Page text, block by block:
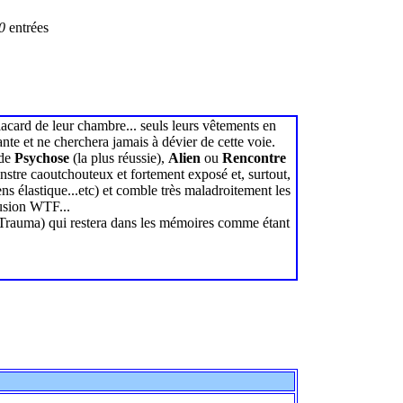
entrées
de leur chambre... seuls leurs vêtements en
et ne cherchera jamais à dévier de cette voie.
Psychose (la plus réussie), Alien ou Rencontre
caoutchouteux et fortement exposé et, surtout,
élastique...etc) et comble très maladroitement les
WTF...
qui restera dans les mémoires comme étant